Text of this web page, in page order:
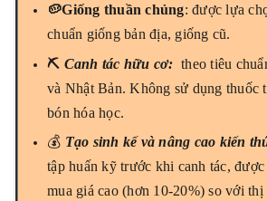
🥔Giống thuần chủng: được lựa
chuẩn giống bản địa, giống cũ.
⛏ Canh tác hữu cơ: theo tiêu
và Nhật Bản. Không sử dụng thuốc
bón hóa học.
💰 Tạo sinh kế và nâng cao kiến
tập huấn kỹ trước khi canh tác,
mua giá cao (hơn 10-20%) so với